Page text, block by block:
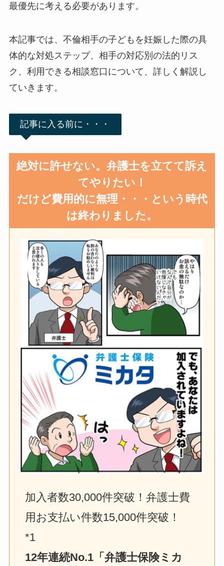
最優先に考える必要があります。
本記事では、不倫相手の子どもを妊娠した際の具
体的な対処ステップ、相手の対応別の法的リス
ク、利用できる相談窓口について、詳しく解説し
ていきます。
記事に入る前に・・・
絶対に許せない。弁護士を立てて訴え
てやりたい！
だけど費用的に無理・・・という時代
は終わりました。
加入者数30,000件突破！弁護士費
用お支払い件数15,000件突破！
*1
12年連続No.1「弁護士保険ミカ